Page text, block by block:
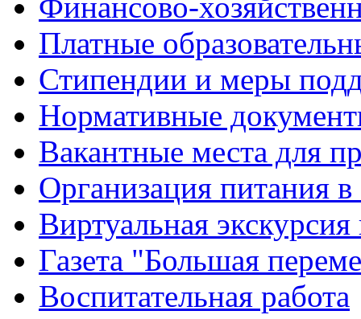
Финансово-
Платные
Стипендии и меры
Нормативные
Вакантные места для
Организация питания в
Виртуальная
Газета "Большая
Воспитательная работа